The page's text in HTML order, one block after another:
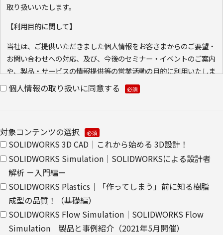
取り扱いいたします。
【利用目的に関して】
当社は、ご提供いただきました個人情報をお客さまからのご要望・
お問い合わせへの対応、及び、今後のセミナー・イベントのご案内
や、製品・サービスの情報提供等の営業活動の目的に利用いたしま
す。ご本人の同意なく利用目的以外に利用いたしません。
場合があります。取得可能なアクセス履歴は、メールに設定したリ
ンク先ページ、および当社と当社のグループ会社が運営・開設する
び、これに基づく販売促進活動のために利用します。
ウェブサイトにおける、お客さまアクセス情報の取り扱いについ
て。
・クッキー（cookie）とウェブビーコンの使用によるアクセス情報
の収集
個人情報の取り扱いに同意する
対象コンテンツの選択
SOLIDWORKS 3D CAD｜これから始める 3D設計！
SOLIDWORKS Simulation｜SOLIDWORKSによる設計者
解析 －入門編ー
SOLIDWORKS Plastics｜「作ってしまう」前に知る樹脂
成型の品質！（基礎編）
SOLIDWORKS Flow Simulation｜SOLIDWORKS Flow
Simulation 製品と事例紹介（2021年5月開催）